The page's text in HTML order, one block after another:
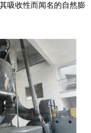
吸收性而闻名的自然膨